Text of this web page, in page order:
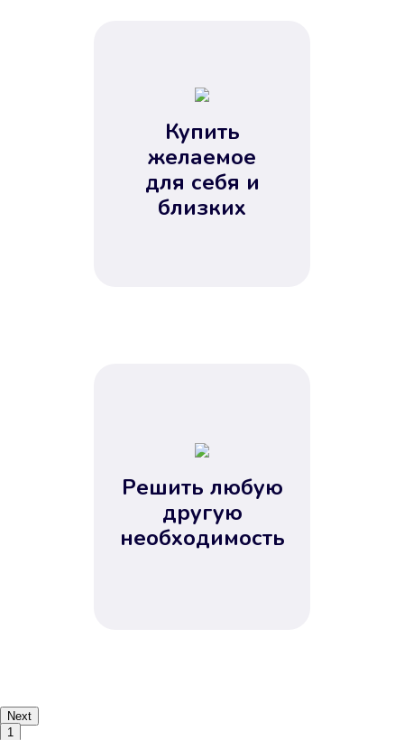
Купить
желаемое
для себя и
близких
Решить любую
другую
необходимость
Next
1